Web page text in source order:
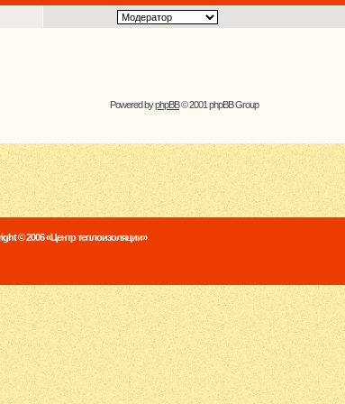
Powered byphpBB© 2001 phpBB Group
© 2006 «Центр теплоизоляции»